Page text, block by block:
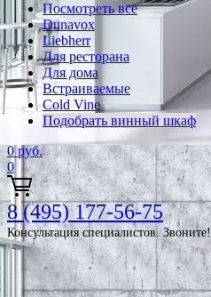
Посмотреть все
Dunavox
Liebherr
Для ресторана
Для дома
Встраиваемые
Cold Vine
Подобрать винный шкаф
0 руб.
0
8 (495) 177-56-75
Консультация специалистов. Звоните!